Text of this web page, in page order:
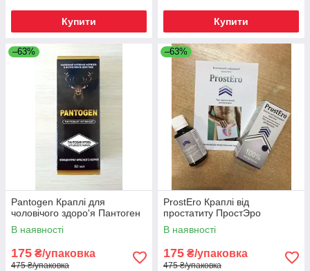
Купити Купити
–63%
Pantogen Краплі для
чоловічого здоро'я Пантоген
В наявності
175 ₴/упаковка
475 ₴/упаковка
–63%
ProstEro Краплі від
простатиту ПростЭро
В наявності
175 ₴/упаковка
475 ₴/упаковка